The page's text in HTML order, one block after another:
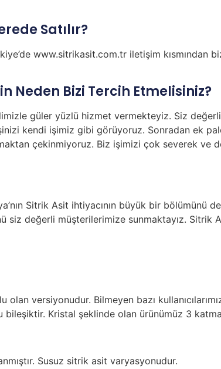
Satılır?
www.sitrikasit.com.tr iletişim kısmından
Neden Bizi Tercih Etmelisiniz?
güler yüzlü hizmet vermekteyiz. Siz
kendi işimiz gibi görüyoruz. Sonradan ek
çekinmiyoruz. Biz işimizi çok severek ve
Sitrik Asit ihtiyacının büyük bir bölümünü
değerli müşterilerimize sunmaktayız. Sitrik
olan versiyonudur. Bilmeyen bazı
bileşiktir. Kristal şeklinde olan ürünümüz 3
Susuz sitrik asit varyasyonudur.